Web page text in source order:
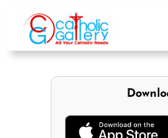
content